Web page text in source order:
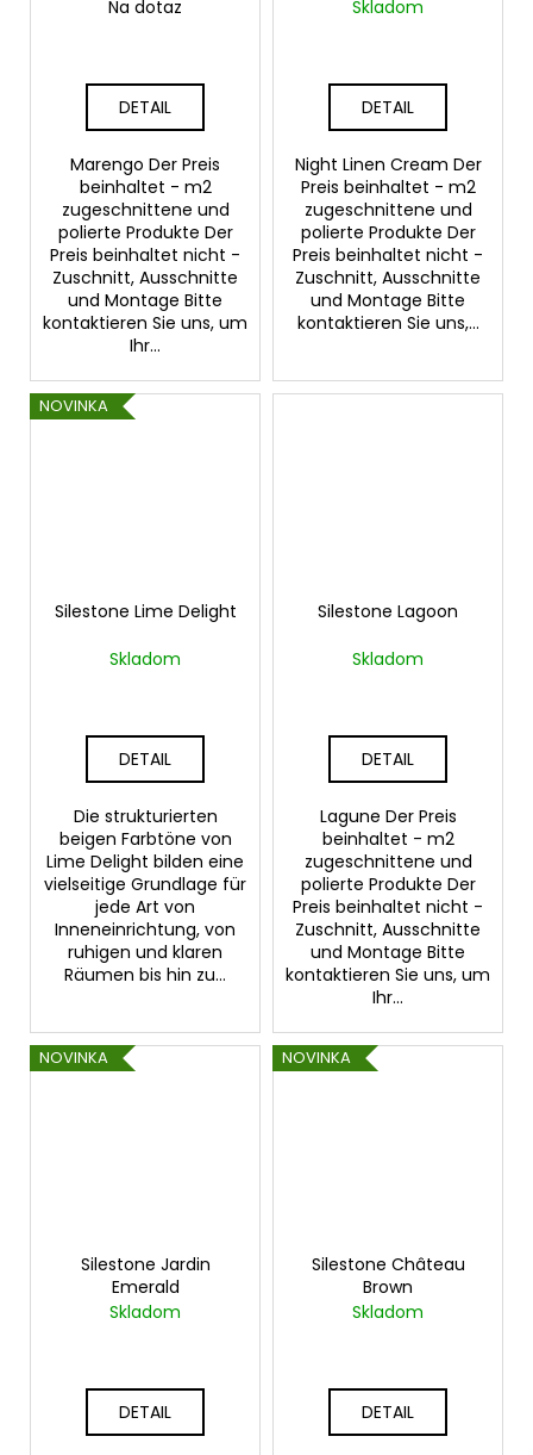
Na dotaz
DETAIL
Marengo Der Preis
beinhaltet - m2
zugeschnittene und
polierte Produkte Der
Preis beinhaltet nicht -
Zuschnitt, Ausschnitte
und Montage Bitte
kontaktieren Sie uns, um
Ihr...
Skladom
DETAIL
Night Linen Cream Der
Preis beinhaltet - m2
zugeschnittene und
polierte Produkte Der
Preis beinhaltet nicht -
Zuschnitt, Ausschnitte
und Montage Bitte
kontaktieren Sie uns,...
NOVINKA
Silestone Lime Delight
Skladom
DETAIL
Die strukturierten
beigen Farbtöne von
Lime Delight bilden eine
vielseitige Grundlage für
jede Art von
Inneneinrichtung, von
ruhigen und klaren
Räumen bis hin zu...
Silestone Lagoon
Skladom
DETAIL
Lagune Der Preis
beinhaltet - m2
zugeschnittene und
polierte Produkte Der
Preis beinhaltet nicht -
Zuschnitt, Ausschnitte
und Montage Bitte
kontaktieren Sie uns, um
Ihr...
NOVINKA
Silestone Jardin
Emerald
Skladom
DETAIL
NOVINKA
Silestone Château
Brown
Skladom
DETAIL